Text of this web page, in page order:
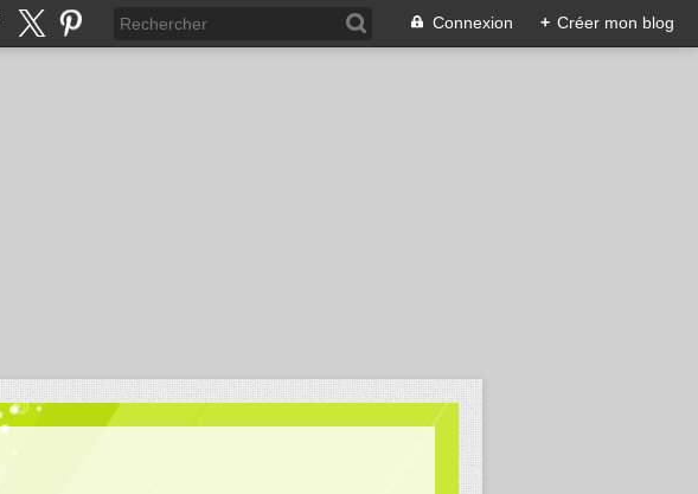
Connexion + Créer mon blog